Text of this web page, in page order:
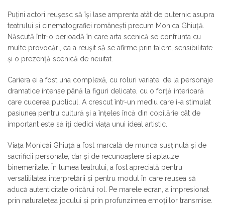
Puțini actori reușesc să își lase amprenta atât de puternic asupra
teatrului și cinematografiei românești precum Monica Ghiuță.
Născută într-o perioadă în care arta scenică se confrunta cu
multe provocări, ea a reușit să se afirme prin talent, sensibilitate
și o prezență scenică de neuitat.
Cariera ei a fost una complexă, cu roluri variate, de la personaje
dramatice intense până la figuri delicate, cu o forță interioară
care cucerea publicul. A crescut într-un mediu care i-a stimulat
pasiunea pentru cultură și a înțeles încă din copilărie cât de
important este să îți dedici viața unui ideal artistic.
Viața Monicăi Ghiuță a fost marcată de muncă susținută și de
sacrificii personale, dar și de recunoaștere și aplauze
binemeritate. În lumea teatrului, a fost apreciată pentru
versatilitatea interpretării și pentru modul în care reușea să
aducă autenticitate oricărui rol. Pe marele ecran, a impresionat
prin naturalețea jocului și prin profunzimea emoțiilor transmise.